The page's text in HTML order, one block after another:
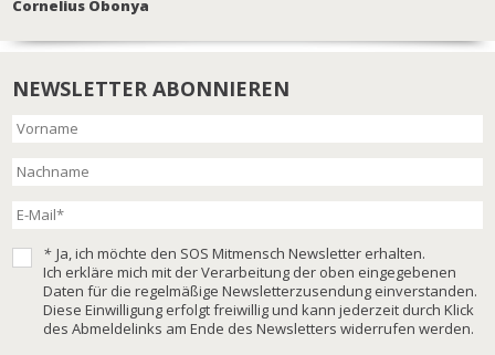
Cornelius Obonya
NEWSLETTER ABONNIEREN
* Ja, ich möchte den SOS Mitmensch Newsletter erhalten.
Ich erkläre mich mit der Verarbeitung der oben eingegebenen
Daten für die regelmäßige Newsletterzusendung einverstanden.
Diese Einwilligung erfolgt freiwillig und kann jederzeit durch Klick
des Abmeldelinks am Ende des Newsletters widerrufen werden.